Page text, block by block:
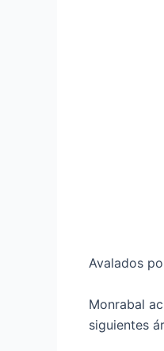
Avalados
Monrabal
siguientes